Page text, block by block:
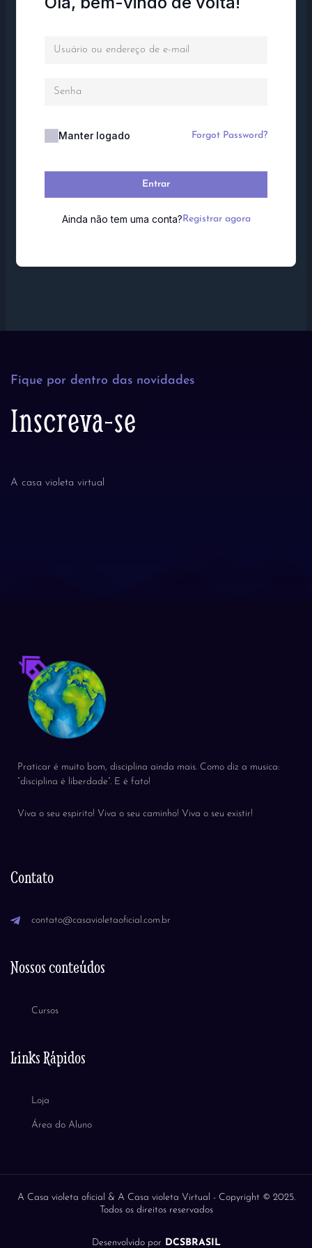
Manter logado Forgot Password?
Entrar
Ainda não tem uma conta? Registrar agora
Fique por dentro das novidades
Inscreva-se
A casa violeta virtual
Praticar é muito bom, disciplina ainda mais. Como diz a musica:
“disciplina é liberdade”. E é fato!
Viva o seu espirito! Viva o seu caminho! Viva o seu existir!
Contato
contato@casavioletaoficial.com.br
Nossos conteúdos
Cursos
Links Rápidos
Loja
Área do Aluno
A Casa violeta oficial & A Casa violeta Virtual - Copyright © 2025.
Todos os direitos reservados
Desenvolvido porDCSBRASIL